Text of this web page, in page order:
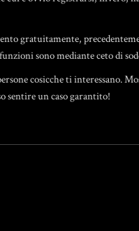
gratuitamente,
sono mediante ceto di
cosicche ti interessano.
sentire un caso garantito!